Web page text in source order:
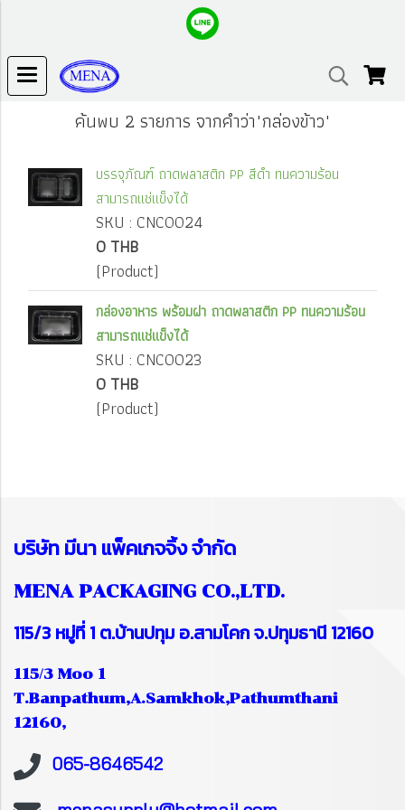
ค้นพบ 2 รายการ จากคำว่า"กล่องข้าว"
บรรจุภัณฑ์ ถาดพลาสติก PP สีดำ ทนความร้อน
สามารถแช่แข็งได้
SKU : CNC0024
0 THB
(Product)
กล่องอาหาร พร้อมฝา ถาดพลาสติก PP ทนความร้อน
สามารถแช่แข็งได้
SKU : CNC0023
0 THB
(Product)
บริษัทมีนา แพ็คเกจจิ้ง จำกัด
MENA PACKAGING CO.,LTD.
115/3 หมู่ที่ 1 ต.บ้านปทุม อ.สามโคก จ.ปทุมธานี 12160
115/3 Moo 1
T.Banpathum,A.Samkhok,Pathumthani
12160,
065-8646542